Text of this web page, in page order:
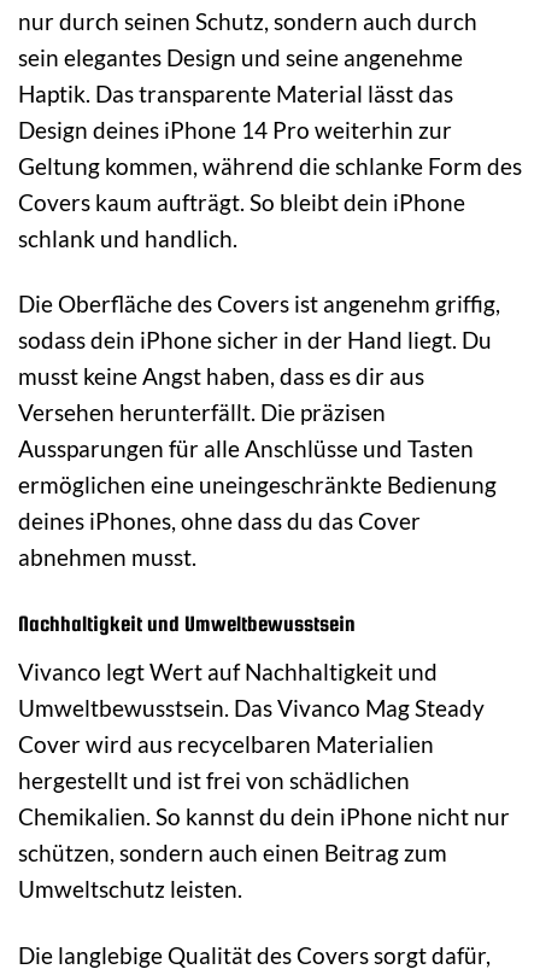
nur durch seinen Schutz, sondern auch durch
sein elegantes Design und seine angenehme
Haptik. Das transparente Material lässt das
Design deines iPhone 14 Pro weiterhin zur
Geltung kommen, während die schlanke Form des
Covers kaum aufträgt. So bleibt dein iPhone
schlank und handlich.
Die Oberfläche des Covers ist angenehm griffig,
sodass dein iPhone sicher in der Hand liegt. Du
musst keine Angst haben, dass es dir aus
Versehen herunterfällt. Die präzisen
Aussparungen für alle Anschlüsse und Tasten
ermöglichen eine uneingeschränkte Bedienung
deines iPhones, ohne dass du das Cover
abnehmen musst.
Nachhaltigkeit und Umweltbewusstsein
Vivanco legt Wert auf Nachhaltigkeit und
Umweltbewusstsein. Das Vivanco Mag Steady
Cover wird aus recycelbaren Materialien
hergestellt und ist frei von schädlichen
Chemikalien. So kannst du dein iPhone nicht nur
schützen, sondern auch einen Beitrag zum
Umweltschutz leisten.
Die langlebige Qualität des Covers sorgt dafür,